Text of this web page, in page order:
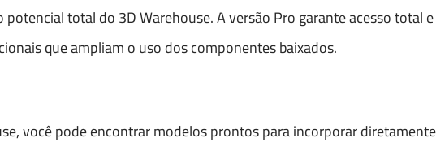
total do 3D Warehouse. A versão Pro garante acesso total
que ampliam o uso dos componentes baixados.
você pode encontrar modelos prontos para incorporar